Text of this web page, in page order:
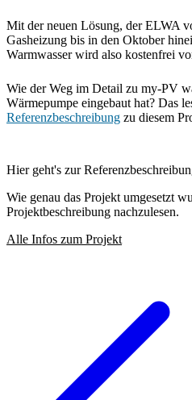
Mit der neuen Lösung, der ELWA
Gasheizung bis in den Oktober
Warmwasser wird also kostenfrei
Wie der Weg im Detail zu my-PV
Wärmepumpe eingebaut hat? Das
Referenzbeschreibung zu diesem
Hier geht's zur
Wie genau das Projekt umgesetzt
Projektbeschreibung nachzulesen.
Alle Infos zum Projekt